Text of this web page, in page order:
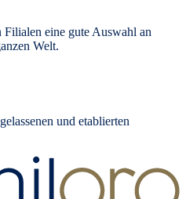
Filialen eine gute Auswahl an
Welt.
und etablierten